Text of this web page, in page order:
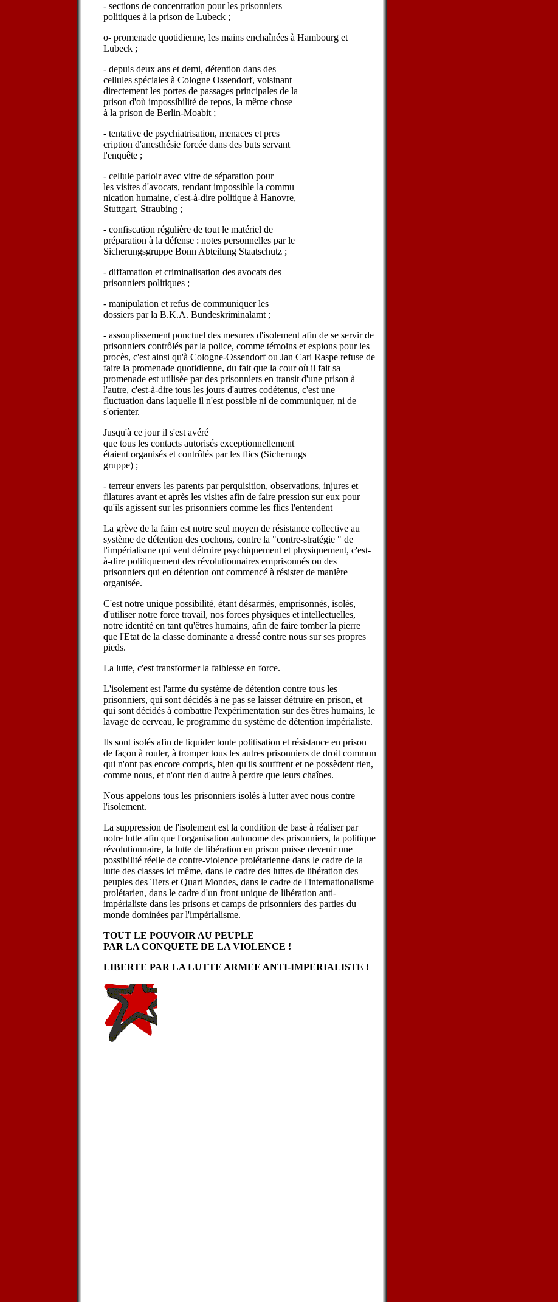
- sections de concentration pour les prisonniers
politiques à la prison de Lubeck ;
o- promenade quotidienne, les mains enchaînées à Hambourg et
Lubeck ;
- depuis deux ans et demi, détention dans des
cellules spéciales à Cologne Ossendorf, voisinant
directement les portes de passages principales de la
prison d'où impossibilité de repos, la même chose
à la prison de Berlin-Moabit ;
- tentative de psychiatrisation, menaces et pres
cription d'anesthésie forcée dans des buts servant
l'enquête ;
- cellule parloir avec vitre de séparation pour
les visites d'avocats, rendant impossible la commu
nication humaine, c'est-à-dire politique à Hanovre,
Stuttgart, Straubing ;
- confiscation régulière de tout le matériel de
préparation à la défense : notes personnelles par le
Sicherungsgruppe Bonn Abteilung Staatschutz ;
- diffamation et criminalisation des avocats des
prisonniers politiques ;
- manipulation et refus de communiquer les
dossiers par la B.K.A. Bundeskriminalamt ;
- assouplissement ponctuel des mesures d'isolement afin de se servir de
prisonniers contrôlés par la police, comme témoins et espions pour les
procès, c'est ainsi qu'à Cologne-Ossendorf ou Jan Cari Raspe refuse de
faire la promenade quotidienne, du fait que la cour où il fait sa
promenade est utilisée par des prisonniers en transit d'une prison à
l'autre, c'est-à-dire tous les jours d'autres codétenus, c'est une
fluctuation dans laquelle il n'est possible ni de communiquer, ni de
s'orienter.
Jusqu'à ce jour il s'est avéré
que tous les contacts autorisés exceptionnellement
étaient organisés et contrôlés par les flics (Sicherungs
gruppe) ;
- terreur envers les parents par perquisition, observations, injures et
filatures avant et après les visites afin de faire pression sur eux pour
qu'ils agissent sur les prisonniers comme les flics l'entendent
La grève de la faim est notre seul moyen de résistance collective au
système de détention des cochons, contre la "contre-stratégie " de
l'impérialisme qui veut détruire psychiquement et physiquement, c'est-
à-dire politiquement des révolutionnaires emprisonnés ou des
prisonniers qui en détention ont commencé à résister de manière
organisée.
C'est notre unique possibilité, étant désarmés, emprisonnés, isolés,
d'utiliser notre force travail, nos forces physiques et intellectuelles,
notre identité en tant qu'êtres humains, afin de faire tomber la pierre
que l'Etat de la classe dominante a dressé contre nous sur ses propres
pieds.
La lutte, c'est transformer la faiblesse en force.
L'isolement est l'arme du système de détention contre tous les
prisonniers, qui sont décidés à ne pas se laisser détruire en prison, et
qui sont décidés à combattre l'expérimentation sur des êtres humains, le
lavage de cerveau, le programme du système de détention impérialiste.
Ils sont isolés afin de liquider toute politisation et résistance en prison
de façon à rouler, à tromper tous les autres prisonniers de droit commun
qui n'ont pas encore compris, bien qu'ils souffrent et ne possèdent rien,
comme nous, et n'ont rien d'autre à perdre que leurs chaînes.
Nous appelons tous les prisonniers isolés à lutter avec nous contre
l'isolement.
La suppression de l'isolement est la condition de base à réaliser par
notre lutte afin que l'organisation autonome des prisonniers, la politique
révolutionnaire, la lutte de libération en prison puisse devenir une
possibilité réelle de contre-violence prolétarienne dans le cadre de la
lutte des classes ici même, dans le cadre des luttes de libération des
peuples des Tiers et Quart Mondes, dans le cadre de l'internationalisme
prolétarien, dans le cadre d'un front unique de libération anti-
impérialiste dans les prisons et camps de prisonniers des parties du
monde dominées par l'impérialisme.
TOUT LE POUVOIR AU PEUPLE
PAR LA CONQUETE DE LA VIOLENCE !
LIBERTE PAR LA LUTTE ARMEE ANTI-IMPERIALISTE !